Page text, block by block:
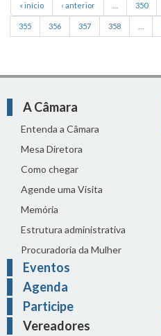
« início ‹ anterior 350
355 356 357 358
A Câmara
Entenda a Câmara
Mesa Diretora
Como chegar
Agende uma Visita
Memória
Estrutura administrativa
Procuradoria da Mulher
Eventos
Agenda
Participe
Vereadores